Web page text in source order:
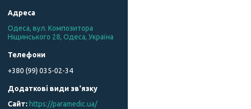
Одеса, вул. Композитора
Ніщинського 28, Одеса, Україна
+380 (99) 035-02-34
https://paramedic.ua/